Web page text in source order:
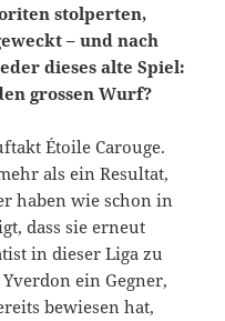
stolperten,
– und nach
dieses alte Spiel:
grossen Wurf?
Étoile Carouge.
als ein Resultat,
haben wie schon in
dass sie erneut
in dieser Liga zu
ein Gegner,
bewiesen hat,